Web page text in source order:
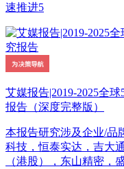
速推进5
艾媒报告|2019-2025全
报告（深度完整版）
本报告研究涉及企业/品
科技，恒泰实达，吉大
（港股），东山精密，